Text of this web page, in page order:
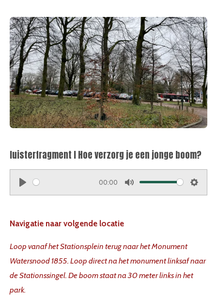
luisterfragment I Hoe verzorg je een jonge boom?
P
a
00:00
M
S
n
Navigatie naar volgende locatie
Loop vanaf het Stationsplein terug naar het Monument
Watersnood 1855. Loop direct na het monument linksaf naar
de Stationssingel. De boom staat na 30 meter links in het
park.